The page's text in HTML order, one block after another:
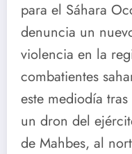
para el Sáhara
denuncia un
violencia en la
combatientes
este mediodía
un dron del
de Mahbes, al